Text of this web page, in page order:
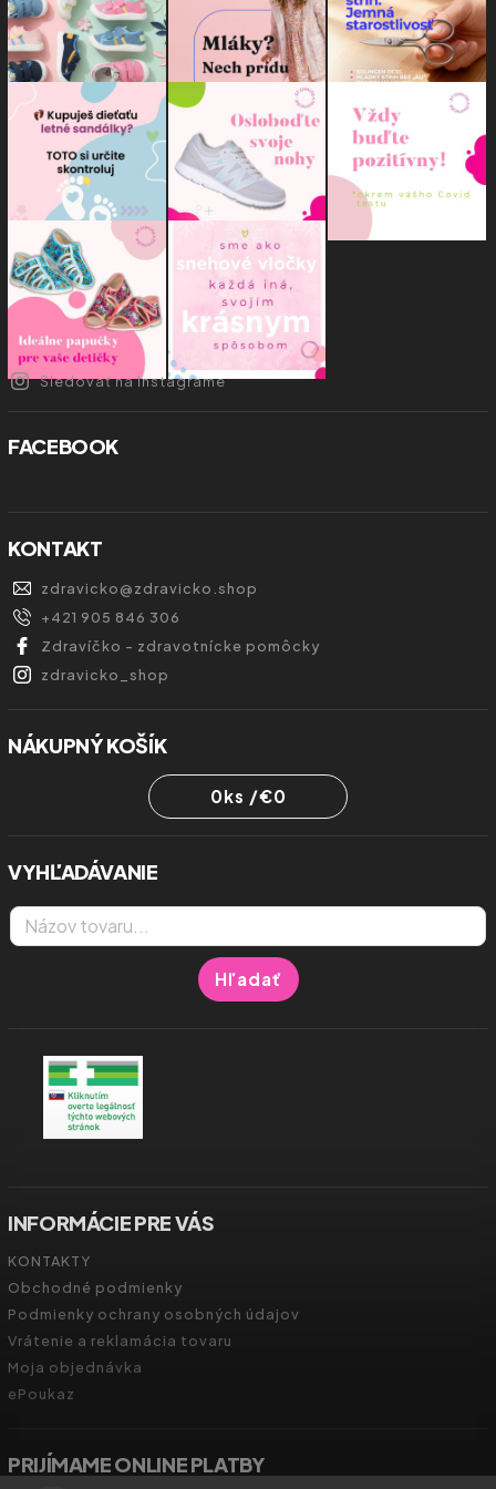
Sledovať na Instagrame
FACEBOOK
KONTAKT
zdravicko@zdravicko.shop
+421 905 846 306
Zdravíčko - zdravotnícke pomôcky
zdravicko_shop
NÁKUPNÝ KOŠÍK
0ks /€0
VYHĽADÁVANIE
Hľadať
INFORMÁCIE PRE VÁS
KONTAKTY
Obchodné podmienky
Podmienky ochrany osobných údajov
Vrátenie a reklamácia tovaru
Moja objednávka
ePoukaz
PRIJÍMAME ONLINE PLATBY